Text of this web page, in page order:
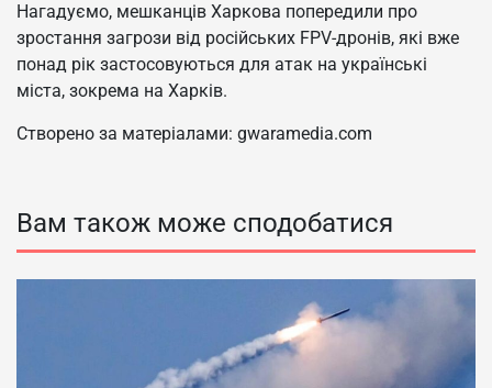
Нагадуємо, мешканців Харкова попередили про
зростання загрози від російських FPV-дронів, які вже
понад рік застосовуються для атак на українські
міста, зокрема на Харків.
Створено за матеріалами: gwaramedia.com
Вам також може сподобатися